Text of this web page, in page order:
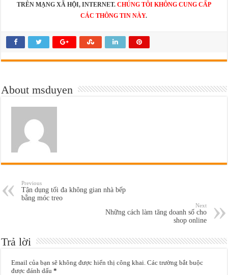
TRÊN MẠNG XÃ HỘI, INTERNET. CHÚNG TÔI KHÔNG CUNG CẤP
CÁC THÔNG TIN NÀY.
About msduyen
Previous
Tận dụng tối đa không gian nhà bếp
bằng móc treo
Next
Những cách làm tăng doanh số cho
shop online
Trả lời
Email của bạn sẽ không được hiển thị công khai. Các trường bắt buộc
được đánh dấu*